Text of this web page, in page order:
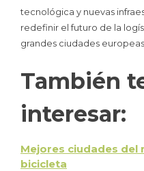
tecnológica y nuevas
redefinir el futuro de la
grandes ciudades
También
interesar:
Mejores ciudades del
bicicleta